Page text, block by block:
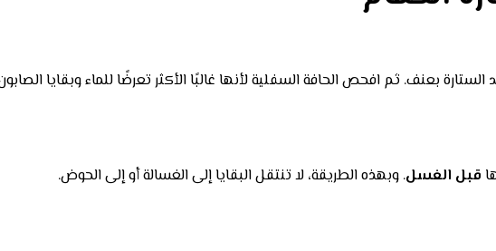
بعنف. ثم افحص الحافة السفلية لأنها غالبًا الأكثر تعرضًا للماء وبقايا
قبل الغسل. وبهذه الطريقة، لا تنتقل البقايا إلى الغسالة أو إلى الحوض.